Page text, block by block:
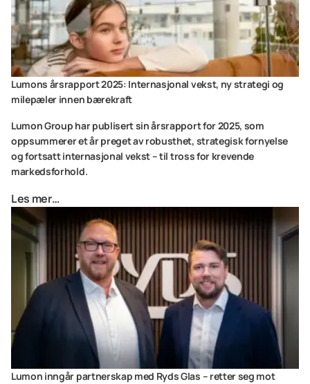
Lumons årsrapport 2025: Internasjonal vekst, ny strategi og
milepæler innen bærekraft
Lumon Group har publisert sin årsrapport for 2025, som
oppsummerer et år preget av robusthet, strategisk fornyelse
og fortsatt internasjonal vekst – til tross for krevende
markedsforhold.
Les mer…
Lumon inngår partnerskap med Ryds Glas – retter seg mot